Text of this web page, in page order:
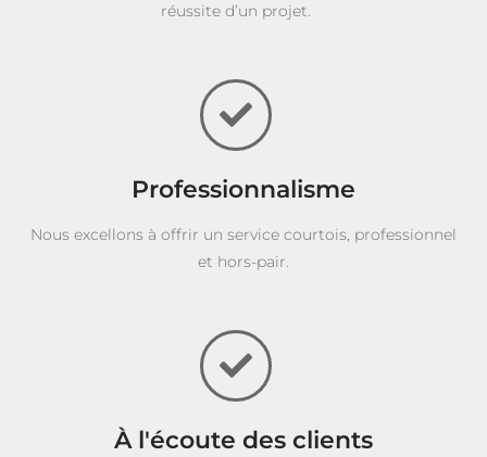
réussite d’un projet.
Professionnalisme
Nous excellons à offrir un service courtois, professionnel
et hors-pair.
À l'écoute des clients